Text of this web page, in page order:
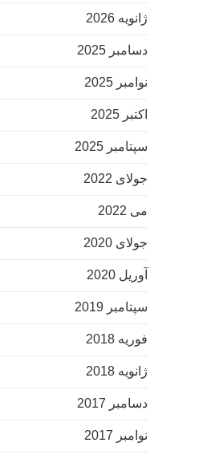
ژانویه 2026
دسامبر 2025
نوامبر 2025
اکتبر 2025
سپتامبر 2025
جولای 2022
می 2022
جولای 2020
آوریل 2020
سپتامبر 2019
فوریه 2018
ژانویه 2018
دسامبر 2017
نوامبر 2017